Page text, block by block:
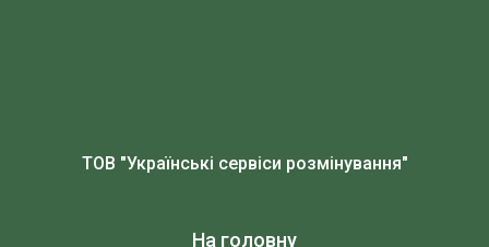
ТОВ "Українські сервіси розмінування"
На головну